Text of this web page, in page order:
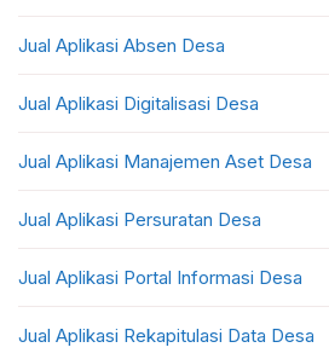
Jual Aplikasi Absen Desa
Jual Aplikasi Digitalisasi Desa
Jual Aplikasi Manajemen Aset Desa
Jual Aplikasi Persuratan Desa
Jual Aplikasi Portal Informasi Desa
Jual Aplikasi Rekapitulasi Data Desa